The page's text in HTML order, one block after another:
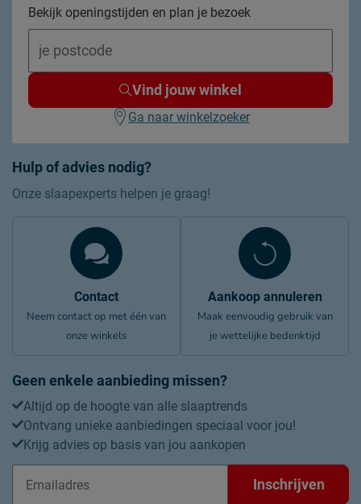
Hulp of advies nodig?
Onze slaapexperts helpen je graag!
Contact
Neem contact op met één van
onze winkels
Aankoop annuleren
Maak eenvoudig gebruik van
je wettelijke bedenktijd
Geen enkele aanbieding missen?
Altijd op de hoogte van alle slaaptrends
Ontvang unieke aanbiedingen speciaal voor jou!
Krijg advies op basis van jou aankopen
Inschrijven
Bekijk openingstijden en plan je bezoek
Vind jouw winkel
Ga naar winkelzoeker